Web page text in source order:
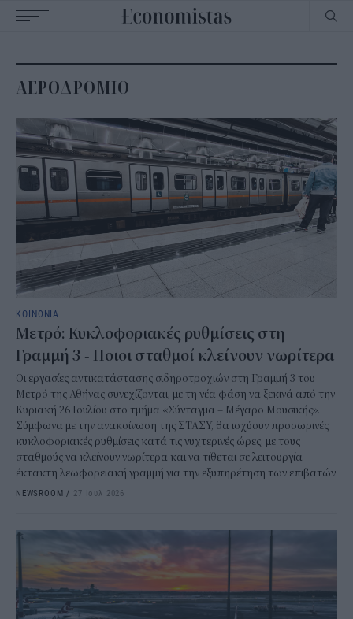
navigation
ΑΕΡΟΔΡΟΜΙΟ
ΚΟΙΝΩΝΙΑ
Μετρό: Κυκλοφοριακές ρυθμίσεις στη
Γραμμή 3 - Ποιοι σταθμοί κλείνουν νωρίτερα
Οι εργασίες αντικατάστασης σιδηροτροχιών στη Γραμμή 3 του
Μετρό της Αθήνας συνεχίζονται, με τη νέα φάση να ξεκινά από την
Κυριακή 26 Ιουλίου στο τμήμα «Σύνταγμα – Μέγαρο Μουσικής».
Σύμφωνα με την ανακοίνωση της ΣΤΑΣΥ, θα ισχύουν προσωρινές
κυκλοφοριακές ρυθμίσεις κατά τις νυχτερινές ώρες, με τους
σταθμούς να κλείνουν νωρίτερα και να τίθεται σε λειτουργία
έκτακτη λεωφορειακή γραμμή για την εξυπηρέτηση των επιβατών.
NEWSROOM / 27 Ιουλ 2026